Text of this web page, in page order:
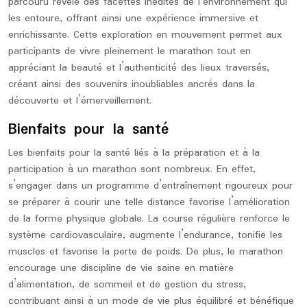
les entoure, offrant ainsi une expérience immersive et
enrichissante. Cette exploration en mouvement permet aux
participants de vivre pleinement le marathon tout en
appréciant la beauté et l’authenticité des lieux traversés,
créant ainsi des souvenirs inoubliables ancrés dans la
découverte et l’émerveillement.
Bienfaits pour la santé
Les bienfaits pour la santé liés à la préparation et à la
participation à un marathon sont nombreux. En effet,
s’engager dans un programme d’entraînement rigoureux pour
se préparer à courir une telle distance favorise l’amélioration
de la forme physique globale. La course régulière renforce le
système cardiovasculaire, augmente l’endurance, tonifie les
muscles et favorise la perte de poids. De plus, le marathon
encourage une discipline de vie saine en matière
d’alimentation, de sommeil et de gestion du stress,
contribuant ainsi à un mode de vie plus équilibré et bénéfique